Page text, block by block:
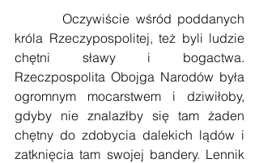
        Oczywiście wśród poddanych
króla Rzeczypospolitej, też byli ludzie
chętni sławy i bogactwa.
Rzeczpospolita Obojga Narodów była
ogromnym mocarstwem i dziwiłoby,
gdyby nie znalazłby się tam żaden
chętny do zdobycia dalekich lądów i
zatknięcia tam swojej bandery. Lennik